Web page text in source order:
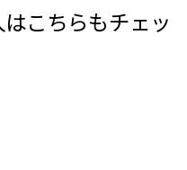
こちらもチェッ